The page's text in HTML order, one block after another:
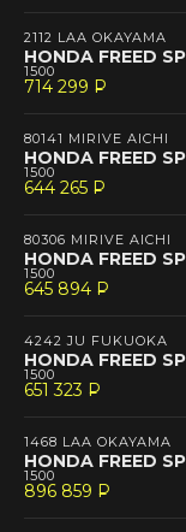
2112 LAA OKAYAMA
HONDA FREED
1500
714 299 P
--
80141 MIRIVE AICHI
HONDA FREED
1500
644 265 P
--
80306 MIRIVE AICHI
HONDA FREED
1500
645 894 P
--
4242 JU FUKUOKA
HONDA FREED
1500
651 323 P
--
1468 LAA OKAYAMA
HONDA FREED
1500
896 859 P
--